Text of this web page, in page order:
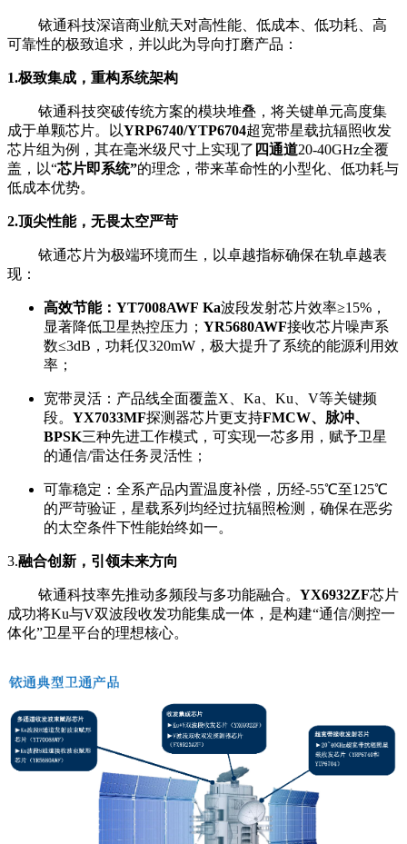
铱通科技深谙商业航天对高性能、低成本、低功耗、高
可靠性的极致追求，并以此为导向打磨产品：
1.极致集成，重构系统架构
铱通科技突破传统方案的模块堆叠，将关键单元高度集
成于单颗芯片。以YRP6740/YTP6704超宽带星载抗辐照收发
芯片组为例，其在毫米级尺寸上实现了 四通道20-40GHz全覆
盖，以“芯片即系统”的理念，带来革命性的小型化、低功耗与
低成本优势。
2.顶尖性能，无畏太空严苛
铱通芯片为极端环境而生，以卓越指标确保在轨卓越表
现：
高效节能：YT7008AWF Ka波段发射芯片效率≥15%，
显著降低卫星热控压力； YR5680AWF接收芯片噪声系
数≤3dB，功耗仅320mW，极大提升了系统的能源利用效
率；
宽带灵活：产品线全面覆盖X、Ka、Ku、V等关键频
段。 YX7033MF探测器芯片更支持FMCW、脉冲、
BPSK三种先进工作模式，可实现一芯多用，赋予卫星
的通信/雷达任务灵活性；
可靠稳定：全系产品内置温度补偿，历经-55℃至125℃
的严苛验证，星载系列均经过抗辐照检测，确保在恶劣
的太空条件下性能始终如一。
3.融合创新，引领未来方向
铱通科技率先推动多频段与多功能融合。YX6932ZF芯片
成功将Ku与V双波段收发功能集成一体，是构建“通信/测控一
体化”卫星平台的理想核心。